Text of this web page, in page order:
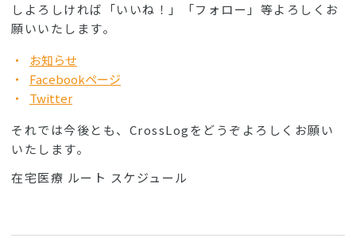
しよろしければ「いいね！」「フォロー」等よろしくお
願いいたします。
お知らせ
Facebookページ
Twitter
それでは今後とも、CrossLogをどうぞよろしくお願い
いたします。
在宅医療 ルート スケジュール